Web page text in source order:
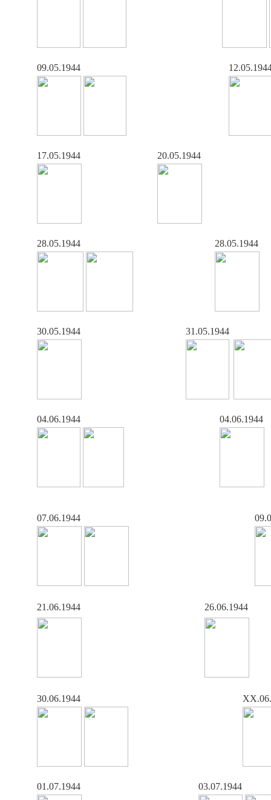
09.05.1944
17.05.1944 20.05.1944
28.05.1944 28.05.1944
30.05.1944 31.05.1944
04.06.1944 04.06.1944
07.06.1944
21.06.1944 26.06.1944
30.06.1944
01.07.1944 03.07.1944